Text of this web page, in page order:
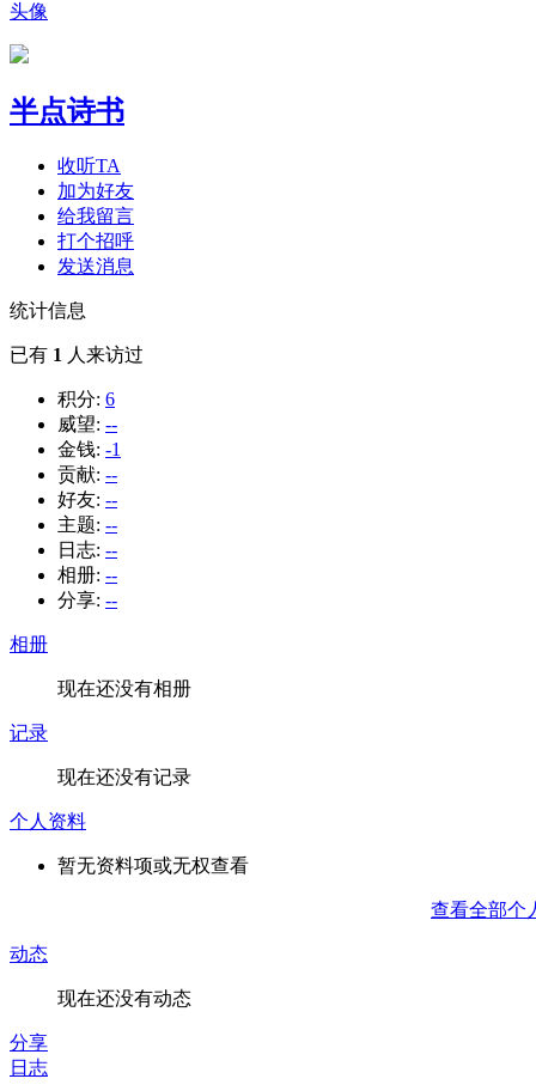
头像
半点诗书
收听TA
加为好友
给我留言
打个招呼
发送消息
统计信息
已有 1 人来访过
积分: 6
威望: --
金钱: -1
贡献: --
好友: --
主题: --
日志: --
相册: --
分享: --
相册
现在还没有相册
记录
现在还没有记录
个人资料
暂无资料项或无权查看
查看全部个
动态
现在还没有动态
分享
日志